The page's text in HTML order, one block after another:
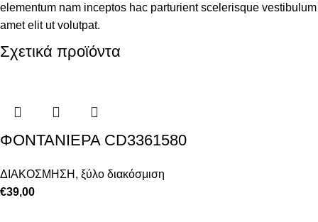
elementum nam inceptos hac parturient scelerisque vestibulum
amet elit ut volutpat.
Σχετικά προϊόντα
ΦΟΝΤΑΝΙΕΡΑ CD3361580
ΔΙΑΚΟΣΜΗΣΗ , ξύλο διακόσμιση
€39,00